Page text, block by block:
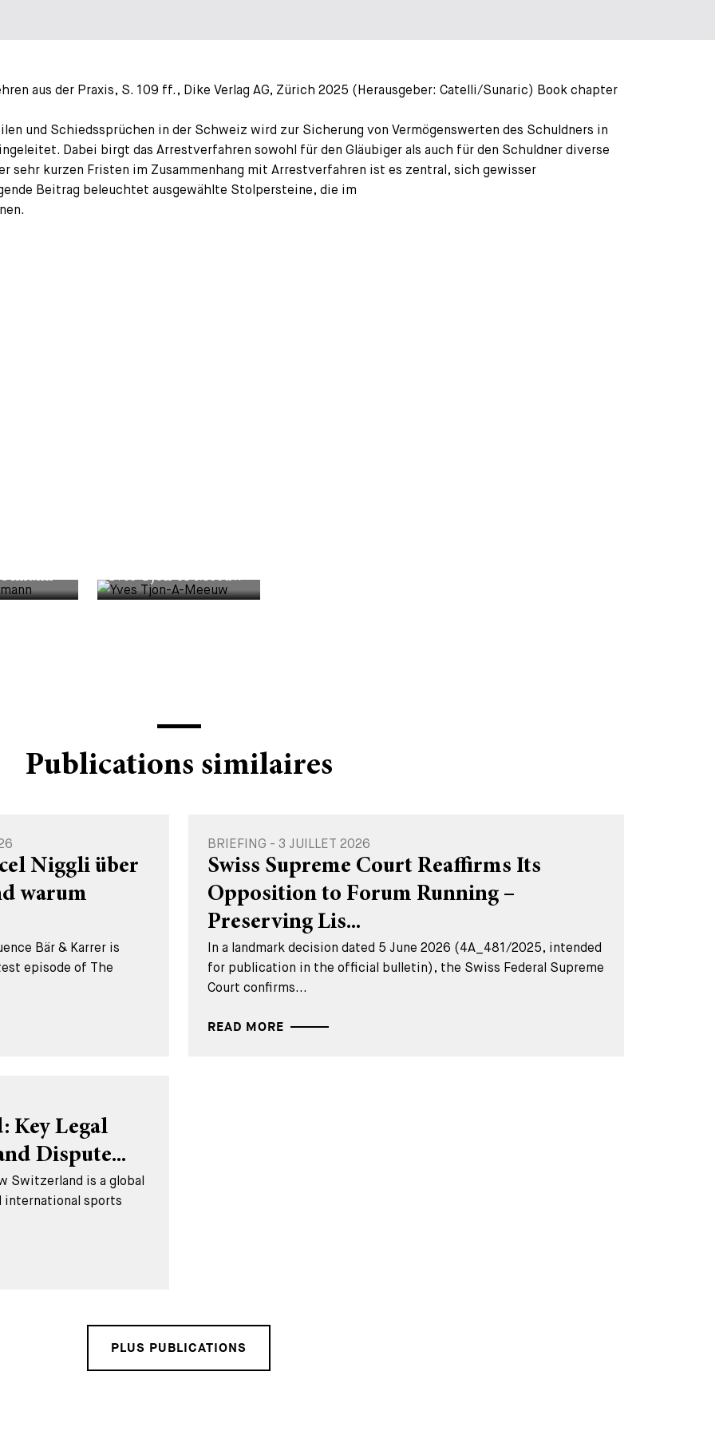
aus der Praxis, S. 109 ff., Dike Verlag AG, Zürich 2025 (Herausgeber: Catelli/Sunaric) Book chapter
und Schiedssprüchen in der Schweiz wird zur Sicherung von Vermögenswerten des Schuldners in
Dabei birgt das Arrestverfahren sowohl für den Gläubiger als auch für den Schuldner diverse
sehr kurzen Fristen im Zusammenhang mit Arrestverfahren ist es zentral, sich gewisser
Beitrag beleuchtet ausgewählte Stolpersteine, die im
Yves Tjon-A-Meeuw
Publications similaires
Niggli über
warum
Bär & Karrer is
episode of The
BRIEFING - 3 JUILLET 2026
Swiss Supreme Court Reaffirms Its
Opposition to Forum Running –
Preserving Lis...
In a landmark decision dated 5 June 2026 (4A_481/2025, intended
for publication in the official bulletin), the Swiss Federal Supreme
Court confirms...
READ MORE
Key Legal
Dispute...
Switzerland is a global
international sports
PLUS PUBLICATIONS